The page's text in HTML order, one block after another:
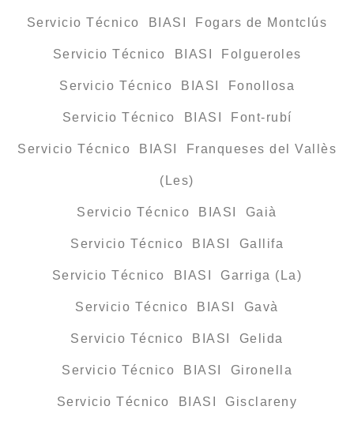
Servicio Técnico BIASI Fogars de Montclús
Servicio Técnico BIASI Folgueroles
Servicio Técnico BIASI Fonollosa
Servicio Técnico BIASI Font-rubí
Servicio Técnico BIASI Franqueses del Vallès
(Les)
Servicio Técnico BIASI Gaià
Servicio Técnico BIASI Gallifa
Servicio Técnico BIASI Garriga (La)
Servicio Técnico BIASI Gavà
Servicio Técnico BIASI Gelida
Servicio Técnico BIASI Gironella
Servicio Técnico BIASI Gisclareny